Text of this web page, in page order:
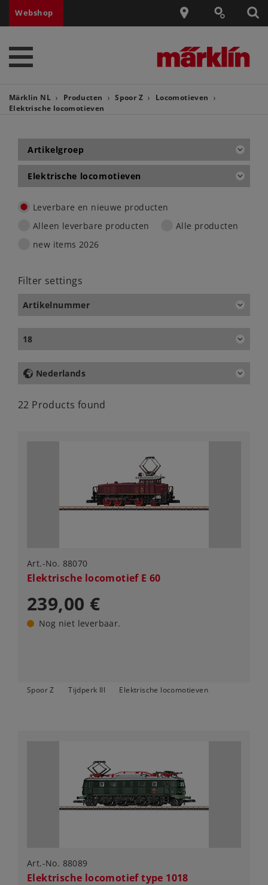
Webshop
Märklin NL Producten Spoor Z
Locomotieven
Elektrische locomotieven
Artikelgroep
Elektrische locomotieven
Leverbare en nieuwe producten
Alleen leverbare producten
Alle producten
new items 2026
Filter settings
Artikelnummer
18
Nederlands
22 Products found
Art.-No. 88070
Elektrische locomotief E 60
239,00 €
Nog niet leverbaar.
Spoor Z Tijdperk III Elektrische locomotieven
Art.-No. 88089
Elektrische locomotief type 1018